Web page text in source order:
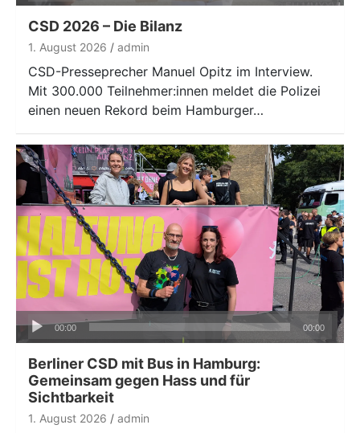
CSD 2026 – Die Bilanz
1. August 2026 admin
CSD-Presseprecher Manuel Opitz im Interview.
Mit 300.000 Teilnehmer:innen meldet die Polizei
einen neuen Rekord beim Hamburger…
Audio-
00:00 00:00
Berliner CSD mit Bus in Hamburg:
Gemeinsam gegen Hass und für
Sichtbarkeit
1. August 2026 admin